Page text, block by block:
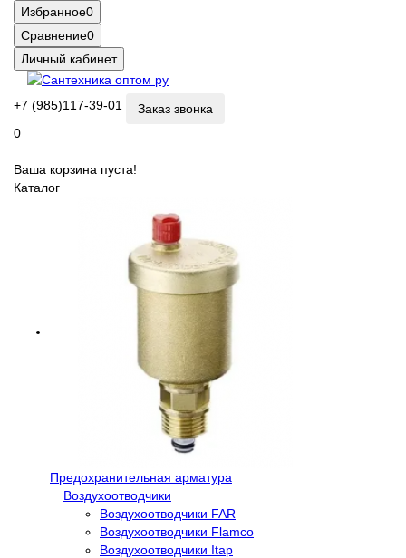
Избранное0
Сравнение0
Личный кабинет
+7 (985)117-39-01
Заказ звонка
0
Ваша корзина пуста!
Каталог
Предохранительная арматура
Воздухоотводчики
Воздухоотводчики FAR
Воздухоотводчики Flamco
Воздухоотводчики Itap